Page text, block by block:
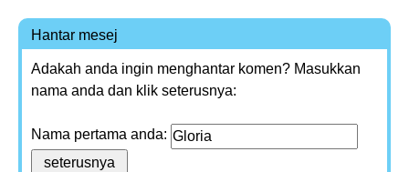
Hantar mesej
Adakah anda ingin menghantar komen? Masukkan
nama anda dan klik seterusnya:
Nama pertama anda: